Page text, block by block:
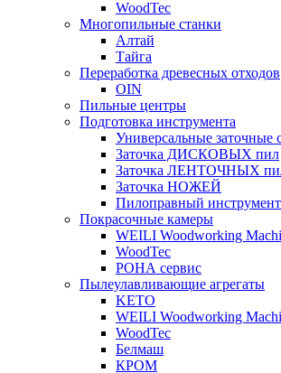
WoodTec
Многопильные станки
Алтай
Тайга
Переработка древесных отходов
OIN
Пильные центры
Подготовка инструмента
Универсальные заточные
Заточка ДИСКОВЫХ пил
Заточка ЛЕНТОЧНЫХ
Заточка НОЖЕЙ
Пилоправный инструмент
Покрасочные камеры
WEILI Woodworking
WoodTec
РОНА сервис
Пылеулавливающие агрегаты
KETO
WEILI Woodworking
WoodTec
Белмаш
КРОМ